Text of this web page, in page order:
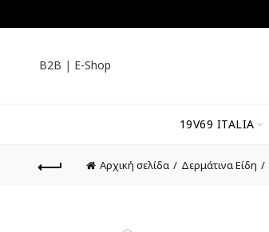
B2B | E-Shop
19V69 ITALIA
Αρχική σελίδα Δερμάτινα Είδη